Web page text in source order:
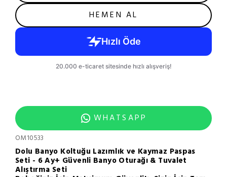
HEMEN AL
WHATSAPP
OM10533
Dolu Banyo Koltuğu Lazımlık ve Kaymaz Paspas
Seti - 6 Ay+ Güvenli Banyo Oturağı & Tuvalet
Alıştırma Seti